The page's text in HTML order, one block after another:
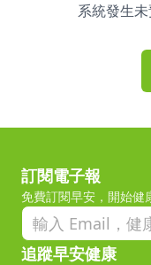
系統發生未
訂閱電子報
免費訂閱早安，開始健
追蹤早安健康